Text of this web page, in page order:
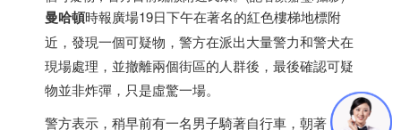
曼哈頓時報廣場19日下午在著名的紅色樓梯地標附
近，發現一個可疑物，警方在派出大量警力和警犬在
現場處理，並撤離兩個街區的人群後，最後確認可疑
物並非炸彈，只是虛驚一場。
警方表示，稍早前有一名男子騎著自行車，朝著